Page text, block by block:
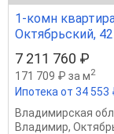
1-комн
Октябрьский,
7 211 760 ₽
171 709 ₽ за м2
Ипотека от 34
Владимирская
Владимир,